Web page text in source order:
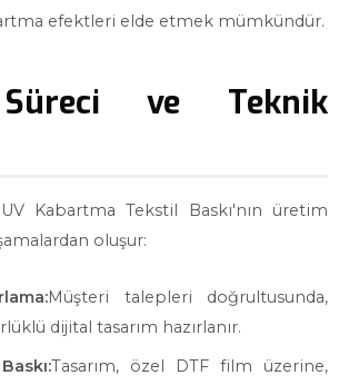
efektleri elde etmek mümkündür.
ve Teknik
Kabartma Tekstil Baskı'nın üretim
oluşur:
Müşteri talepleri doğrultusunda,
dijital tasarım hazırlanır.
Tasarım, özel DTF film üzerine,